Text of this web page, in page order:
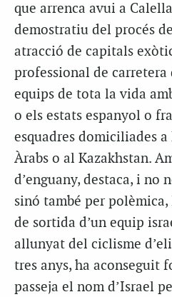
que arrenca avui a
demostratiu del procés
atracció de capitals
professional de carretera
equips de tota la vida
o els estats espanyol o
esquadres domiciliades
Àrabs o al Kazakhstan.
d’enguany, destaca, i no
sinó també per
de sortida d’un equip
allunyat del ciclisme
tres anys, ha aconseguit
passeja el nom d’Israel